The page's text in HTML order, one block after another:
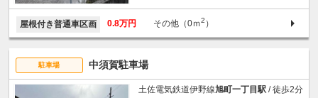
屋根付き普通車区画 0.8万円 その他（0ｍ2 ）
駐車場 中須賀駐車場
土佐電気鉄道伊野線旭町一丁目駅 / 徒歩2分